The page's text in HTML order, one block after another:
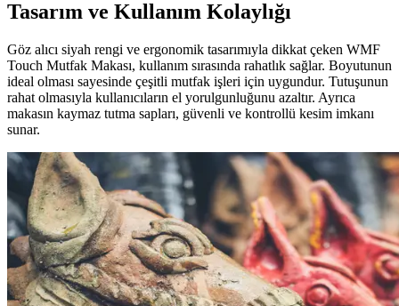
Tasarım ve Kullanım Kolaylığı
Göz alıcı siyah rengi ve ergonomik tasarımıyla dikkat çeken WMF
Touch Mutfak Makası, kullanım sırasında rahatlık sağlar. Boyutunun
ideal olması sayesinde çeşitli mutfak işleri için uygundur. Tutuşunun
rahat olmasıyla kullanıcıların el yorulgunluğunu azaltır. Ayrıca
makasın kaymaz tutma sapları, güvenli ve kontrollü kesim imkanı
sunar.